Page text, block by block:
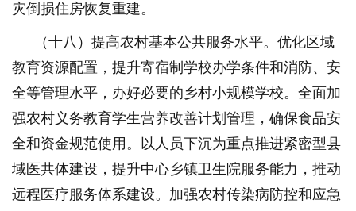
灾倒损住房恢复重建。
（十八）提高农村基本公共服务水平。优化区域
教育资源配置，提升寄宿制学校办学条件和消防、安
全等管理水平，办好必要的乡村小规模学校。全面加
强农村义务教育学生营养改善计划管理，确保食品安
全和资金规范使用。以人员下沉为重点推进紧密型县
域医共体建设，提升中心乡镇卫生院服务能力，推动
远程医疗服务体系建设。加强农村传染病防控和应急